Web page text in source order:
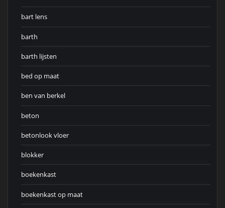
bart lens
barth
barth lijsten
bed op maat
ben van berkel
beton
betonlook vloer
blokker
boekenkast
boekenkast op maat